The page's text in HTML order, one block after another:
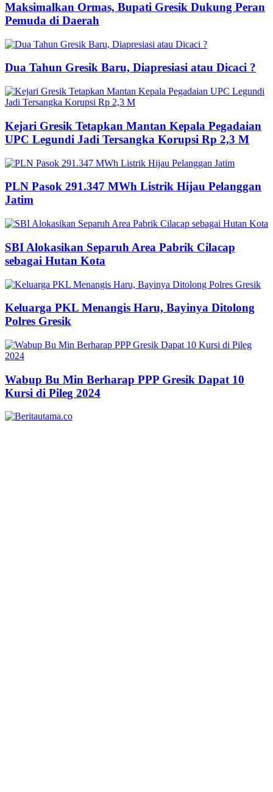
Maksimalkan Ormas, Bupati Gresik Dukung Peran
Pemuda di Daerah
Dua Tahun Gresik Baru, Diapresiasi atau Dicaci ?
Kejari Gresik Tetapkan Mantan Kepala Pegadaian
UPC Legundi Jadi Tersangka Korupsi Rp 2,3 M
PLN Pasok 291.347 MWh Listrik Hijau Pelanggan
Jatim
SBI Alokasikan Separuh Area Pabrik Cilacap
sebagai Hutan Kota
Keluarga PKL Menangis Haru, Bayinya Ditolong
Polres Gresik
Wabup Bu Min Berharap PPP Gresik Dapat 10
Kursi di Pileg 2024